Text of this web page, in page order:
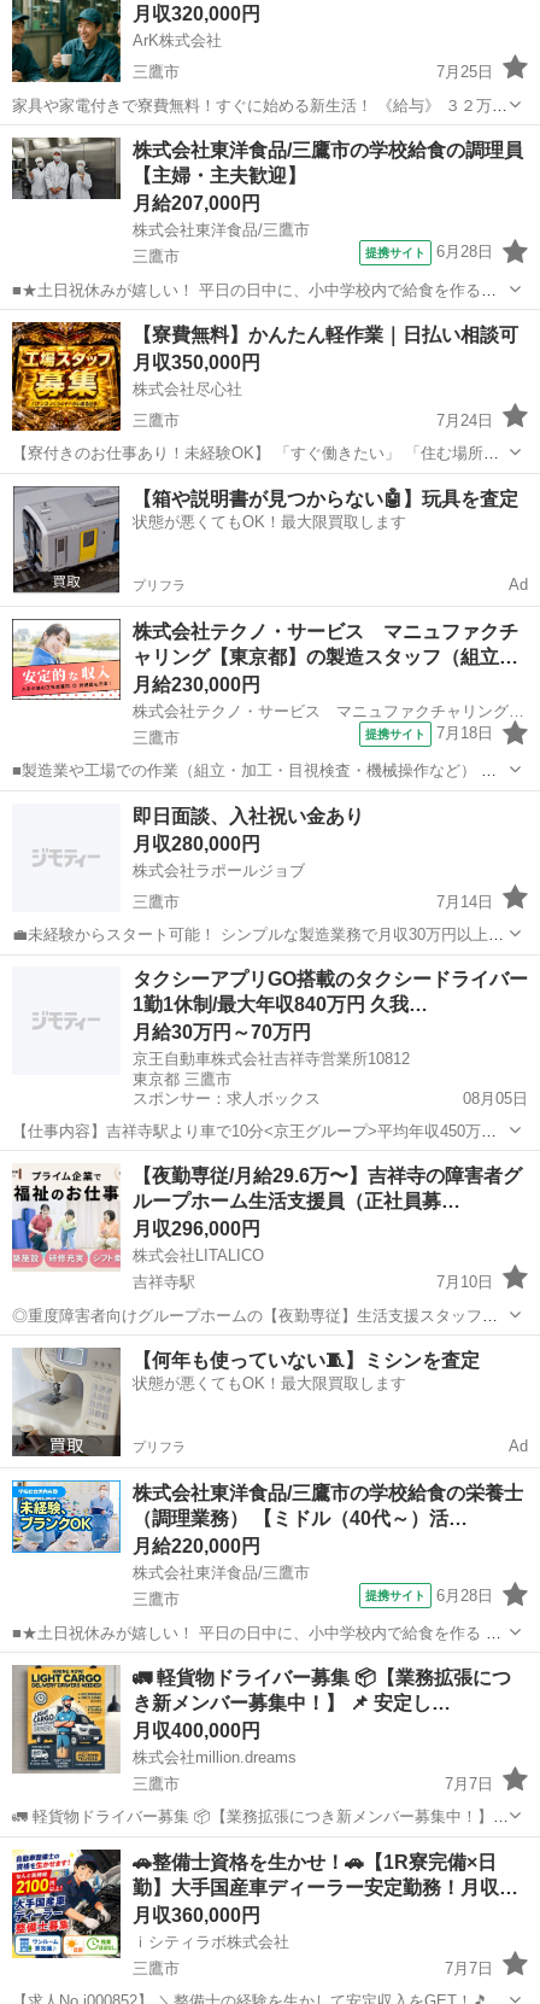
しましょう!! 特徴: 三鷹リ...
月収320,000円
ArK株式会社
三鷹市
7月25日
家具や家電付きで寮費無料！すぐに始める新生活！ 《給与》 ３２万円
以上！ 《勤務時間》 日勤 8：00～17：00 夜勤 20：00～5：00 ２
交代制 1週間交代になります 残業時間目安 月/20時間...
東京 三鷹市 工場 未経験
株式会社東洋食品/三鷹市の学校給食の調理員
【主婦・主夫歓迎】
月給207,000円
株式会社東洋食品/三鷹市
三鷹市
提携サイト 6月28日
■★土日祝休みが嬉しい！ 平日の日中に、小中学校内で給食を作る調
理のお仕事です。 揚げパンのような定番料理はもちろん行事食・郷土
料理・世界の料理など、 献立種類も豊富で、料理の知識も広がりま
す。 【仕事内容詳細】 ・食材...
東京 三鷹市 調理師
【寮費無料】かんたん軽作業｜日払い相談可
月収350,000円
株式会社尽心社
三鷹市
7月24日
【寮付きのお仕事あり！未経験OK】 「すぐ働きたい」 「住む場所も
一緒に探したい」 「給料日までのお金が心配」 そんな方もまずはご相
談ください！ ◎ 未経験OKのお仕事多数 ◎ 寮付き求人あり ◎ ...
東京 三鷹市 工場 未経験
【箱や説明書が見つからない🤖】玩具を査定
状態が悪くてもOK！最大限買取します
プリフラ Ad
株式会社テクノ・サービス マニュファクチ
ャリング【東京都】の製造スタッフ（組立…
月給230,000円
株式会社テクノ・サービス マニュファクチャリング【東京都】
三鷹市
提携サイト 7月18日
■製造業や工場での作業（組立・加工・目視検査・機械操作など） 具
体的には・・・ 製品に不備がないか目視チェック 部品を機械にセット
してボタン操作などなど 複雑な作業や力仕事はほとんどなく覚えやす
いものばかり！ 未経験の方...
三鷹市 倉庫管理
即日面談、入社祝い金あり
月収280,000円
株式会社ラポールジョブ
三鷹市
7月14日
💼未経験からスタート可能！ シンプルな製造業務で月収30万円以上も
目指せます✨ 20代～40代の幅広い世代が全国各地で活躍中です。 🛠業
す。 ...
業務
タクシーアプリGO搭載のタクシードライバー
1勤1休制/最大年収840万円 久我…
月給30万円～70万円
京王自動車株式会社吉祥寺営業所10812
東京都 三鷹市
スポンサー：求人ボックス
08月05日
【仕事内容】吉祥寺駅より車で10分<京王グループ>平均年収450万円/
未経験 売上ノルマ無し/他にない福利厚生 応募から入社まで最短10日
間! 「できるかぎり早く入社したい」という方も、ぜひご応募くださ
い! タクシードライバー初心...
正社員
【夜勤専従/月給29.6万〜】吉祥寺の障害者グ
ループホーム生活支援員（正社員募…
月収296,000円
株式会社LITALICO
吉祥寺駅
7月10日
◎重度障害者向けグループホームの【夜勤専従】生活支援スタッフ
（生活支援員）の正社員で募集！ 「日中にプライベートの用事を済ま
せたい」 「一定の給与レベルは担保したい」 そんな方におすすめです
◎ ◇主な業務...
東京 三鷹市 吉祥寺駅 介護士 未経験
【何年も使っていない🧵】ミシンを査定
状態が悪くてもOK！最大限買取します
プリフラ Ad
株式会社東洋食品/三鷹市の学校給食の栄養士
（調理業務） 【ミドル（40代～）活…
月給220,000円
株式会社東洋食品/三鷹市
三鷹市
提携サイト 6月28日
■★土日祝休みが嬉しい！ 平日の日中に、小中学校内で給食を作る 調
理のお仕事 学校内厨房での調理になるため、子ども達 から「美味しか
った」など、直接声を掛けて もらえたりするのも、この仕事の魅力で
す。 【仕事内容詳細】 ...
東京 三鷹市 栄養士
🚛 軽貨物ドライバー募集 📦【業務拡張につ
き新メンバー募集中！】 📌 安定し…
月収400,000円
株式会社million.dreams
三鷹市
7月7日
🚛 軽貨物ドライバー募集 📦【業務拡張につき新メンバー募集中！】
📌 安定した仕事量で長期的に働ける！ 📌 未経験OK！充実した研修＆
サポート体制 📌 働き方の自由度が高く、ライフスタイルに合わせた勤
務が可能！ 📦 お仕...
東京 三鷹市 ドライバー 未経験
🚗整備士資格を生かせ！🚗【1R寮完備×日
勤】大手国産車ディーラー安定勤務！月収…
月収360,000円
ｉシティラボ株式会社
三鷹市
7月7日